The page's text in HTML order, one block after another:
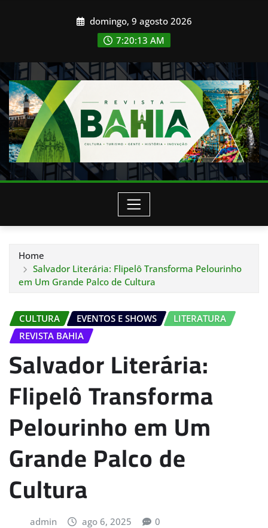
domingo, 9 agosto 2026
7:20:15 AM
Home
Salvador Literária: Flipelô Transforma Pelourinho
em Um Grande Palco de Cultura
CULTURA EVENTOS E SHOWS
LITERATURA
REVISTA BAHIA
Salvador Literária:
Flipelô Transforma
Pelourinho em Um
Grande Palco de
Cultura
admin ago 6, 2025 0